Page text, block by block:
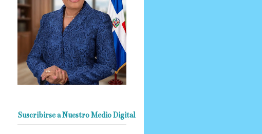
Suscribirse a Nuestro Medio Digital